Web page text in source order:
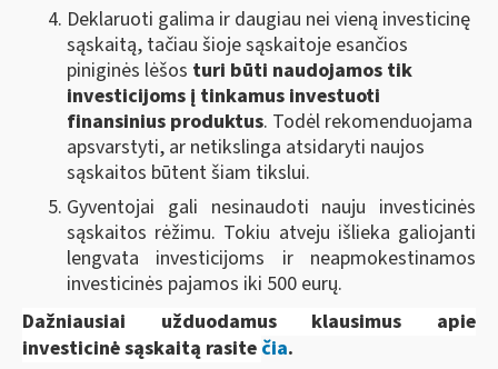
Deklaruoti galima ir daugiau nei vieną investicinę
sąskaitą, tačiau šioje sąskaitoje esančios
piniginės lėšos turi būti naudojamos tik
investicijoms į tinkamus investuoti
finansinius produktus. Todėl rekomenduojama
apsvarstyti, ar netikslinga atsidaryti naujos
sąskaitos būtent šiam tikslui.
Gyventojai gali nesinaudoti nauju investicinės
sąskaitos rėžimu. Tokiu atveju išlieka galiojanti
lengvata investicijoms ir neapmokestinamos
investicinės pajamos iki 500 eurų.
Dažniausiai užduodamus klausimus apie
investicinė sąskaitą rasite čia.